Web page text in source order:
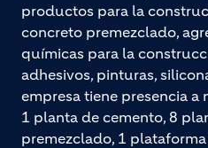
productos para la
concreto premezclado,
químicas para la
adhesivos, pinturas,
empresa tiene presencia a
1 planta de cemento, 8
premezclado, 1